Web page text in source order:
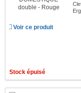
Voir ce produit
Stock épuisé